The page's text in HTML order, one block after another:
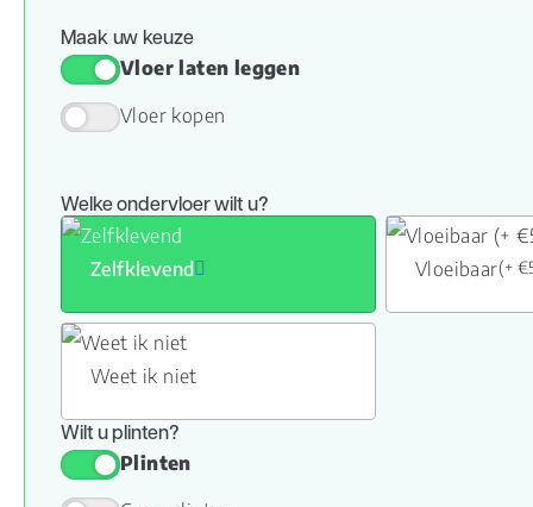
Maak uw keuze
Vloer laten leggen
Vloer kopen
Welke ondervloer wilt u?
Zelfklevend Vloeibaar(+
Weet ik niet
Wilt u plinten?
Plinten